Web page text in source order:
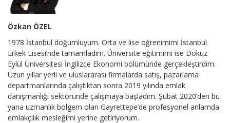
Özkan ÖZEL
1978 İstanbul doğumluyum. Orta ve lise öğrenimimi İstanbul
Erkek Lisesi’nde tamamladım. Üniversite eğitimimi ise Dokuz
Eylül Üniversitesi İngilizce Ekonomi bölümünde gerçekleştirdim.
Uzun yıllar yerli ve uluslararası firmalarda satış, pazarlama
departmanlarında çalıştıktan sonra 2019 yılında emlak
danışmanlığı sektöründe çalışmaya başladım. Şubat 2020’den bu
yana uzmanlık bölgem olan Gayrettepe’de profesyonel anlamda
emlakçılık mesleğimi yerine getiriyorum.